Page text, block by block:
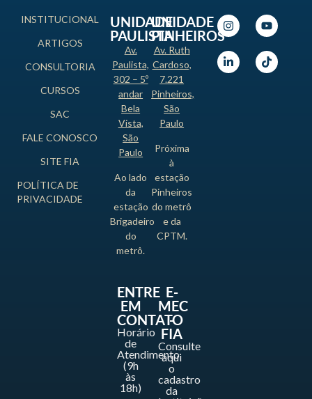
INSTITUCIONAL
ARTIGOS
CONSULTORIA
CURSOS
SAC
FALE CONOSCO
SITE FIA
POLÍTICA DE
PRIVACIDADE
UNIDADE
PAULISTA
Av.
Paulista,
302 – 5º
andar
Bela
Vista,
São
Paulo
Ao lado
da
estação
Brigadeiro
do
metrô.
UNIDADE
PINHEIROS
Av. Ruth
Cardoso,
7.221
Pinheiros,
São
Paulo
Próxima
à
estação
Pinheiros
do metrô
e da
CPTM.
ENTRE
EM
CONTATO
Horário
de
Atendimento
(9h
às
18h)
E-
MEC
-
FIA
Consulte
aqui
o
cadastro
da